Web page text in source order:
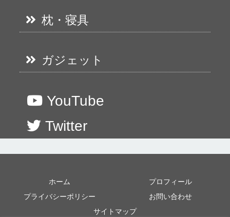
枕・寝具
ガジェット
YouTube
Twitter
ホーム
プロフィール
プライバシーポリシー
お問い合わせ
サイトマップ